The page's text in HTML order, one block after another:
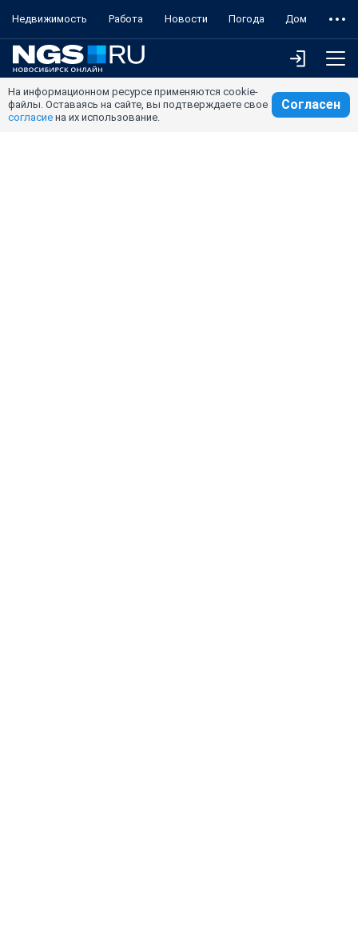
Недвижимость Работа Новости Погода Дом
На информационном ресурсе применяются cookie-
файлы. Оставаясь на сайте, вы подтверждаете свое
согласие на их использование.
Согласен